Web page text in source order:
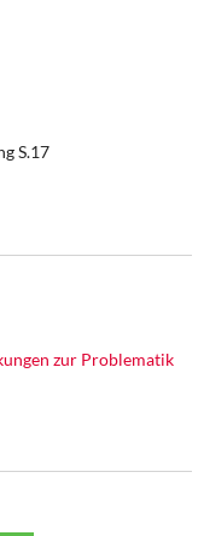
S.17
zur Problematik